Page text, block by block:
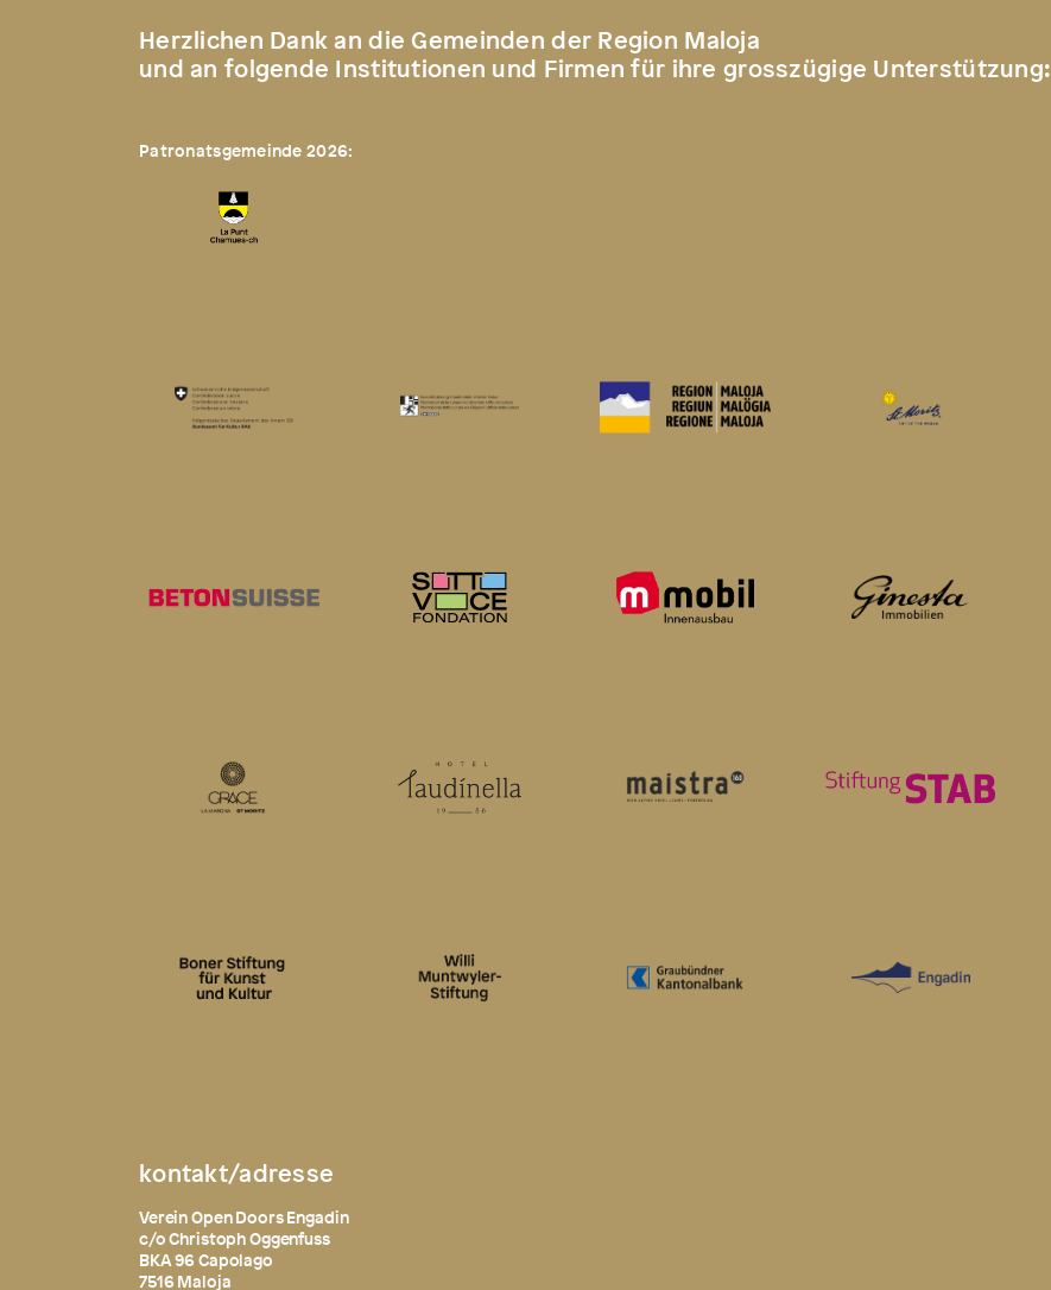
Herzlichen Dank an die Gemeinden der Region Maloja
und an folgende Institutionen und Firmen für ihre grosszügige Unterstützung:
Patronatsgemeinde 2026:
kontakt/adresse
Verein Open Doors Engadin
c/o Christoph Oggenfuss
BKA 96 Capolago
7516 Maloja